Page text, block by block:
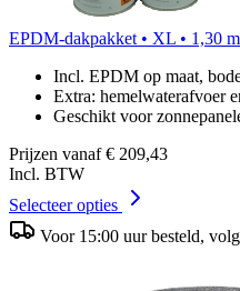
EPDM-dakpakket • XL • 1,30
Incl. EPDM op maat,
Extra: hemelwaterafvoer
Geschikt voor
Prijzen vanaf € 209,43
Incl. BTW
Selecteer opties
Voor 15:00 uur besteld,